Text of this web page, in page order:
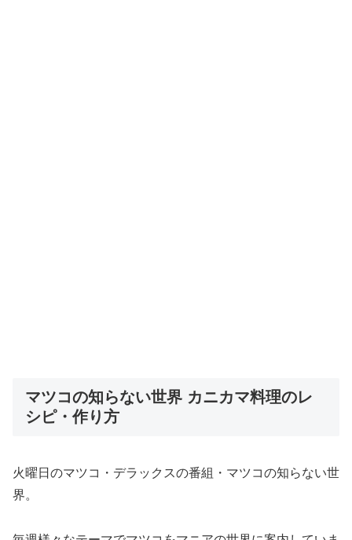
マツコの知らない世界 カニカマ料理のレ
シピ・作り方
火曜日のマツコ・デラックスの番組・マツコの知らない世
界。